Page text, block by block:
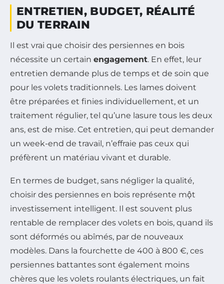
ENTRETIEN, BUDGET, RÉALITÉ
DU TERRAIN
Il est vrai que choisir des persiennes en bois
nécessite un certain engagement. En effet, leur
entretien demande plus de temps et de soin que
pour les volets traditionnels. Les lames doivent
être préparées et finies individuellement, et un
traitement régulier, tel qu’une lasure tous les deux
ans, est de mise. Cet entretien, qui peut demander
un week-end de travail, n’effraie pas ceux qui
préfèrent un matériau vivant et durable.
En termes de budget, sans négliger la qualité,
choisir des persiennes en bois représente một
investissement intelligent. Il est souvent plus
rentable de remplacer des volets en bois, quand ils
sont déformés ou abîmés, par de nouveaux
modèles. Dans la fourchette de 400 à 800 €, ces
persiennes battantes sont également moins
chères que les volets roulants électriques, un fait